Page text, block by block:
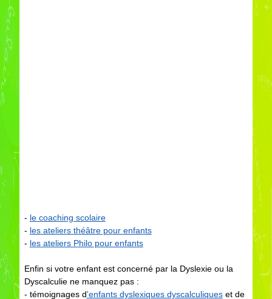
- le coaching scolaire
- les ateliers théâtre pour enfants
- les ateliers Philo pour enfants
Enfin si votre enfant est concerné par la Dyslexie ou la
Dyscalculie ne manquez pas :
- témoignages d'enfants dyslexiques dyscalculiqueset de